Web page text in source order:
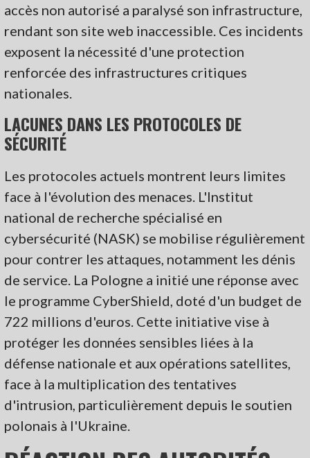
accès non autorisé a paralysé son infrastructure,
rendant son site web inaccessible. Ces incidents
exposent la nécessité d'une protection
renforcée des infrastructures critiques
nationales.
LACUNES DANS LES PROTOCOLES DE
SÉCURITÉ
Les protocoles actuels montrent leurs limites
face à l'évolution des menaces. L'Institut
national de recherche spécialisé en
cybersécurité (NASK) se mobilise régulièrement
pour contrer les attaques, notamment les dénis
de service. La Pologne a initié une réponse avec
le programme CyberShield, doté d'un budget de
722 millions d'euros. Cette initiative vise à
protéger les données sensibles liées à la
défense nationale et aux opérations satellites,
face à la multiplication des tentatives
d'intrusion, particulièrement depuis le soutien
polonais à l'Ukraine.